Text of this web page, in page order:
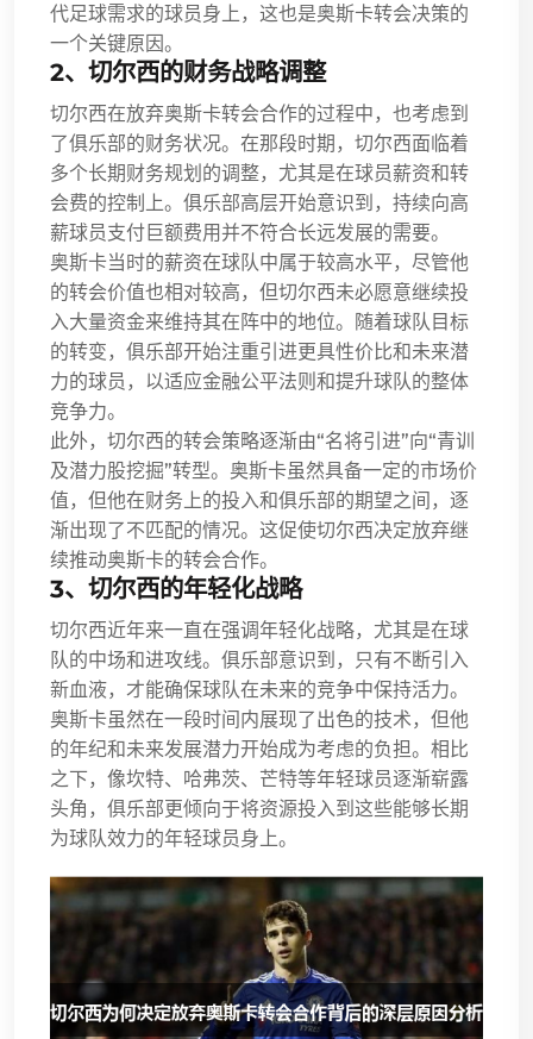
代足球需求的球员身上，这也是奥斯卡转会决策的
一个关键原因。
2、切尔西的财务战略调整
切尔西在放弃奥斯卡转会合作的过程中，也考虑到
了俱乐部的财务状况。在那段时期，切尔西面临着
多个长期财务规划的调整，尤其是在球员薪资和转
会费的控制上。俱乐部高层开始意识到，持续向高
薪球员支付巨额费用并不符合长远发展的需要。
奥斯卡当时的薪资在球队中属于较高水平，尽管他
的转会价值也相对较高，但切尔西未必愿意继续投
入大量资金来维持其在阵中的地位。随着球队目标
的转变，俱乐部开始注重引进更具性价比和未来潜
力的球员，以适应金融公平法则和提升球队的整体
竞争力。
此外，切尔西的转会策略逐渐由“名将引进”向“青训
及潜力股挖掘”转型。奥斯卡虽然具备一定的市场价
值，但他在财务上的投入和俱乐部的期望之间，逐
渐出现了不匹配的情况。这促使切尔西决定放弃继
续推动奥斯卡的转会合作。
3、切尔西的年轻化战略
切尔西近年来一直在强调年轻化战略，尤其是在球
队的中场和进攻线。俱乐部意识到，只有不断引入
新血液，才能确保球队在未来的竞争中保持活力。
奥斯卡虽然在一段时间内展现了出色的技术，但他
的年纪和未来发展潜力开始成为考虑的负担。相比
之下，像坎特、哈弗茨、芒特等年轻球员逐渐崭露
头角，俱乐部更倾向于将资源投入到这些能够长期
为球队效力的年轻球员身上。